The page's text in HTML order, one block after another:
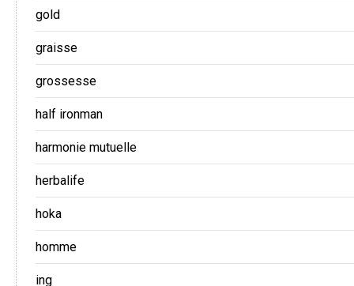
gold
graisse
grossesse
half ironman
harmonie mutuelle
herbalife
hoka
homme
ing